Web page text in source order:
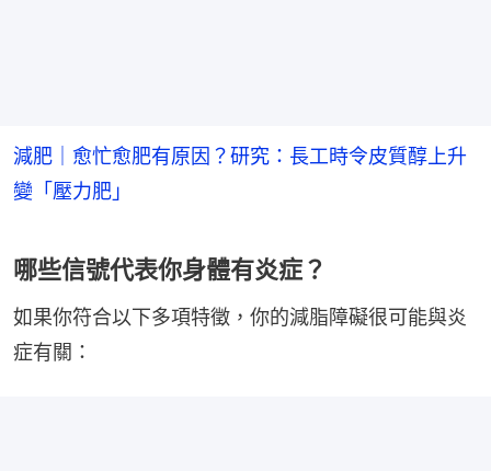
減肥｜愈忙愈肥有原因？研究：長工時令皮質醇上升
變「壓力肥」
哪些信號代表你身體有炎症？
如果你符合以下多項特徵，你的減脂障礙很可能與炎
症有關：